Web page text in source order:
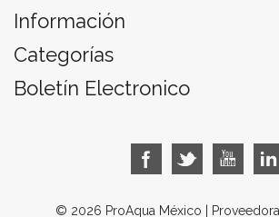
Información
Categorías
Boletín Electronico
© 2026 ProAqua México |